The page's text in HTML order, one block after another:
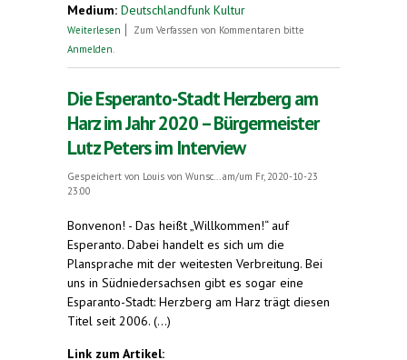
Medium: Deutschlandfunk Kultur
Weiterlesen über Über die eindeutige Seele von Plansprachen
Zum Verfassen von Kommentaren bitte
Anmelden
Die Esperanto-Stadt Herzberg am
Harz im Jahr 2020 – Bürgermeister
Lutz Peters im Interview
Gespeichert von Louis von Wunsc...
am/um Fr, 2020-10-23
23:00
Bonvenon! - Das heißt „Willkommen!“ auf
Esperanto. Dabei handelt es sich um die
Plansprache mit der weitesten Verbreitung. Bei
uns in Südniedersachsen gibt es sogar eine
Esparanto-Stadt: Herzberg am Harz trägt diesen
Titel seit 2006. (...)
Link zum Artikel: